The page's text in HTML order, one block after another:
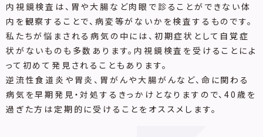
内視鏡検査は、胃や大腸など肉眼で診ることができない体
内を観察することで、病変等がないかを検査するものです。
私たちが悩まされる病気の中には、初期症状として自覚症
状がないものも多数あります。内視鏡検査を受けることによ
って初めて発見されることもあります。
逆流性食道炎や胃炎、胃がんや大腸がんなど、命に関わる
病気を早期発見・対処するきっかけとなりますので、40歳を
過ぎた方は定期的に受けることをオススメします。